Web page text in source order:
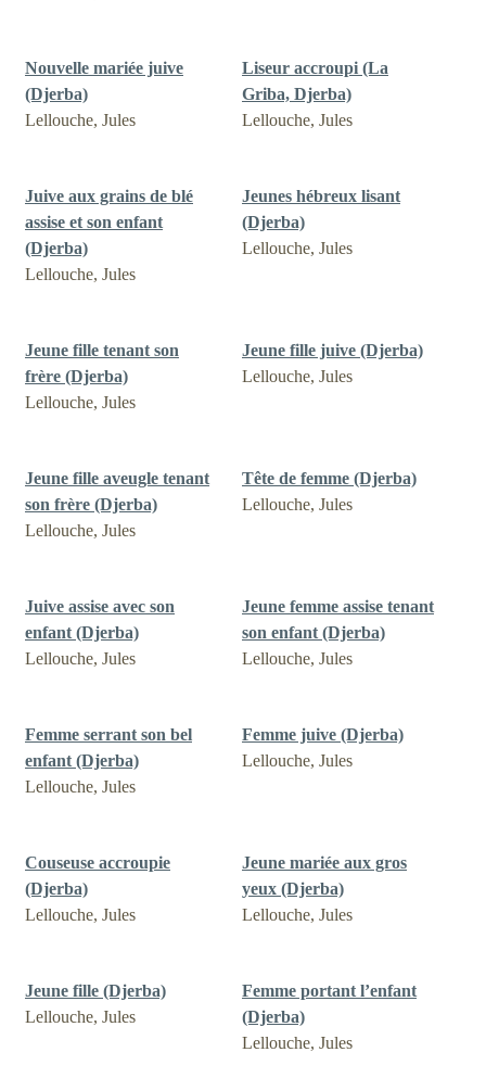
Nouvelle mariée juive
(Djerba)
Lellouche, Jules
Liseur accroupi (La
Griba, Djerba)
Lellouche, Jules
Juive aux grains de blé
assise et son enfant
(Djerba)
Lellouche, Jules
Jeunes hébreux lisant
(Djerba)
Lellouche, Jules
Jeune fille tenant son
frère (Djerba)
Lellouche, Jules
Jeune fille juive (Djerba)
Lellouche, Jules
Jeune fille aveugle tenant
son frère (Djerba)
Lellouche, Jules
Tête de femme (Djerba)
Lellouche, Jules
Juive assise avec son
enfant (Djerba)
Lellouche, Jules
Jeune femme assise tenant
son enfant (Djerba)
Lellouche, Jules
Femme serrant son bel
enfant (Djerba)
Lellouche, Jules
Femme juive (Djerba)
Lellouche, Jules
Couseuse accroupie
(Djerba)
Lellouche, Jules
Jeune mariée aux gros
yeux (Djerba)
Lellouche, Jules
Jeune fille (Djerba)
Lellouche, Jules
Femme portant l’enfant
(Djerba)
Lellouche, Jules